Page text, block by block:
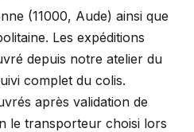
(11000, Aude) ainsi que
Les expéditions
depuis notre atelier du
complet du colis.
après validation de
le transporteur choisi lors